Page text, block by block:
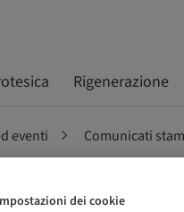
Rigenerazione
eventi Comunicati
dei cookie